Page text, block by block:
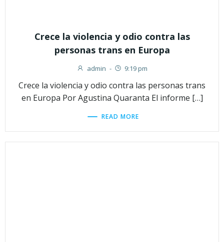
Crece la violencia y odio contra las
personas trans en Europa
admin - 9:19 pm
Crece la violencia y odio contra las personas trans
en Europa Por Agustina Quaranta El informe […]
READ MORE